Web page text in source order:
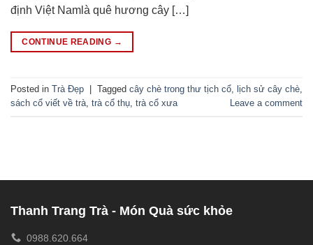
định Việt Namlà quê hương cây […]
CONTINUE READING →
Posted in Trà Đẹp Tagged cây chè trong thư tịch cổ, lịch sử cây chè,
sách cổ viết về trà, trà cổ thụ, trà cổ xưa Leave a comment
Thanh Trang Trà - Món Quà sức khỏe
0988.620.664